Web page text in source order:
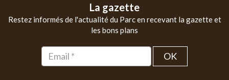
La gazette
Restez informés de l'actualité du Parc en recevant la gazette et
les bons plans
OK